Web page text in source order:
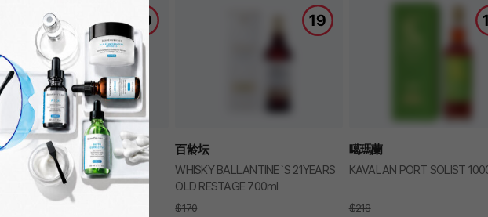
贵州茅台
贵州茅台精品 53% 500ml
百龄坛
WHISKY BALLANTINE`S 21YEARS
OLD RESTAGE 700ml
$170
噶瑪蘭
KAVALAN PORT SOLIST
$218